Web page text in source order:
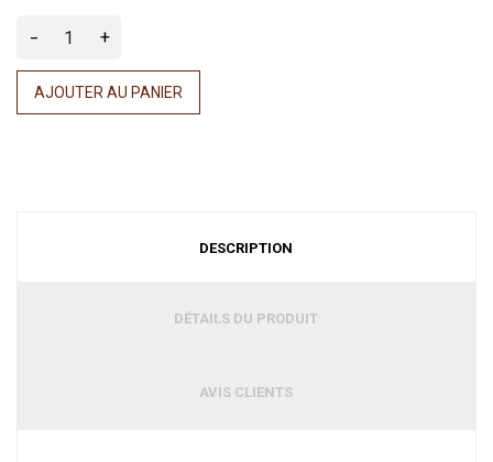
- +
AJOUTER AU PANIER
DESCRIPTION
DÉTAILS DU PRODUIT
AVIS CLIENTS